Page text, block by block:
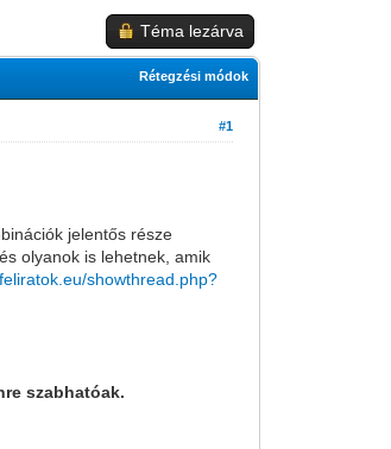
Téma lezárva
Rétegzési módok
#1
jelentős része
olyanok is lehetnek, amik
showthread.php?
szabhatóak.